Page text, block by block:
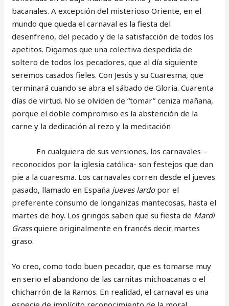
bacanales. A excepción del misterioso Oriente, en el
mundo que queda el carnaval es la fiesta del
desenfreno, del pecado y de la satisfacción de todos los
apetitos. Digamos que una colectiva despedida de
soltero de todos los pecadores, que al día siguiente
seremos casados fieles. Con Jesús y su Cuaresma, que
terminará cuando se abra el sábado de Gloria. Cuarenta
días de virtud. No se olviden de “tomar” ceniza mañana,
porque el doble compromiso es la abstención de la
carne y la dedicación al rezo y la meditación
En cualquiera de sus versiones, los carnavales –
reconocidos por la iglesia católica- son festejos que dan
pie a la cuaresma. Los carnavales corren desde el jueves
pasado, llamado en España jueves lardo por el
preferente consumo de longanizas mantecosas, hasta el
martes de hoy. Los gringos saben que su fiesta de Mardi
Grassquiere originalmente en francés decir martes
graso.
Yo creo, como todo buen pecador, que es tomarse muy
en serio el abandono de las carnitas michoacanas o el
chicharrón de la Ramos. En realidad, el carnaval es una